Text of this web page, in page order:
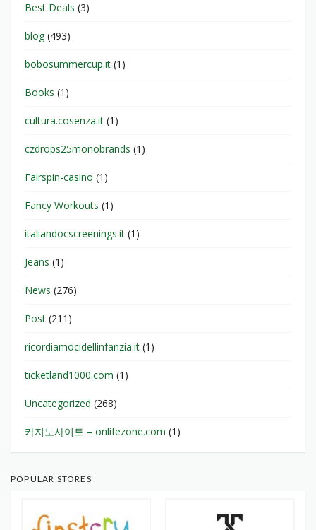
Best Deals (3)
blog (493)
bobosummercup.it (1)
Books (1)
cultura.cosenza.it (1)
czdrops25monobrands (1)
Fairspin-casino (1)
Fancy Workouts (1)
italiandocscreenings.it (1)
Jeans (1)
News (276)
Post (211)
ricordiamocidellinfanzia.it (1)
ticketland1000.com (1)
Uncategorized (268)
카지노사이트 – onlifezone.com (1)
POPULAR STORES